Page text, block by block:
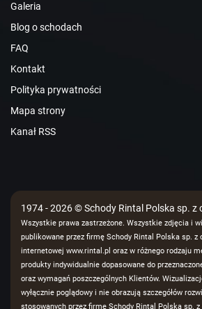
Galeria
Blog o schodach
FAQ
Kontakt
Polityka prywatności
Mapa strony
Kanał RSS
1974 - 2026 © Schody Rintal Polska sp. z
Wszystkie prawa zastrzeżone. Wszystkie zdjęcia i
publikowane przez firmę Schody Rintal Polska sp. z
internetowej www.rintal.pl oraz w różnego rodzaju
produkty indywidualnie dopasowane do
oraz wymagań poszczególnych Klientów.
wyłącznie poglądowy i nie obrazują szczegółów
stosowanych przez firmę Schody Rintal Polska sp.